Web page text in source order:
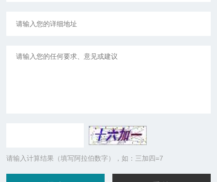
请输入计算结果（填写阿拉伯数字），如：三加四=7